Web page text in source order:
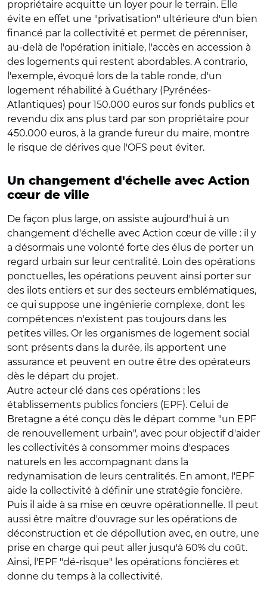
propriétaire acquitte un loyer pour le terrain. Elle
évite en effet une "privatisation" ultérieure d'un bien
financé par la collectivité et permet de pérenniser,
au-delà de l'opération initiale, l'accès en accession à
des logements qui restent abordables. A contrario,
l'exemple, évoqué lors de la table ronde, d'un
logement réhabilité à Guéthary (Pyrénées-
Atlantiques) pour 150.000 euros sur fonds publics et
revendu dix ans plus tard par son propriétaire pour
450.000 euros, à la grande fureur du maire, montre
le risque de dérives que l'OFS peut éviter.
Un changement d'échelle avec Action
cœur de ville
De façon plus large, on assiste aujourd'hui à un
changement d'échelle avec Action cœur de ville : il y
a désormais une volonté forte des élus de porter un
regard urbain sur leur centralité. Loin des opérations
ponctuelles, les opérations peuvent ainsi porter sur
des îlots entiers et sur des secteurs emblématiques,
ce qui suppose une ingénierie complexe, dont les
compétences n'existent pas toujours dans les
petites villes. Or les organismes de logement social
sont présents dans la durée, ils apportent une
assurance et peuvent en outre être des opérateurs
dès le départ du projet.
Autre acteur clé dans ces opérations : les
établissements publics fonciers (EPF). Celui de
Bretagne a été conçu dès le départ comme "un EPF
de renouvellement urbain", avec pour objectif d'aider
les collectivités à consommer moins d'espaces
naturels en les accompagnant dans la
redynamisation de leurs centralités. En amont, l'EPF
aide la collectivité à définir une stratégie foncière.
Puis il aide à sa mise en œuvre opérationnelle. Il peut
aussi être maître d'ouvrage sur les opérations de
déconstruction et de dépollution avec, en outre, une
prise en charge qui peut aller jusqu'à 60% du coût.
Ainsi, l'EPF "dé-risque" les opérations foncières et
donne du temps à la collectivité.